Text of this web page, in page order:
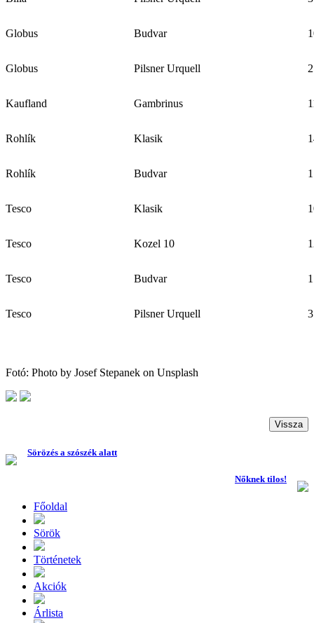
Globus Budvar
Globus Pilsner Urquell
Kaufland Gambrinus
Rohlík Klasik
Rohlík Budvar
Tesco Klasik
Tesco Kozel 10
Tesco Budvar
Tesco Pilsner Urquell
Fotó: Photo by Josef Stepanek on Unsplash
Vissza
Sörözés a szószék alatt
Nőknek tilos!
Főoldal
Sörök
Történetek
Akciók
Árlista